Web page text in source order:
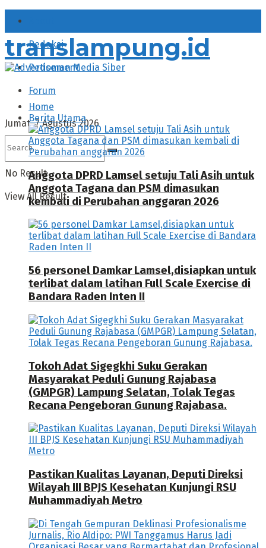
Redaksi
Pedoman Media Siber
Forum
Jumat, 7 Agustus 2026
No Result
View All Result
translampung.id
Home
Berita Utama
Anggota DPRD Lamsel setuju Tali Asih untuk
Anggota Tagana dan PSM dimasukan
kembali di Perubahan anggaran 2026
56 personel Damkar Lamsel,disiapkan untuk
terlibat dalam latihan Full Scale Exercise di
Bandara Raden Inten II
Tokoh Adat Sigegkhi Suku Gerakan
Masyarakat Peduli Gunung Rajabasa
(GMPGR) Lampung Selatan, Tolak Tegas
Recana Pengeboran Gunung Rajabasa.
Pastikan Kualitas Layanan, Deputi Direksi
Wilayah III BPJS Kesehatan Kunjungi RSU
Muhammadiyah Metro